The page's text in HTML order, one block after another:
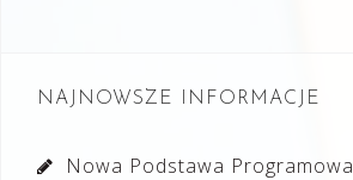
NAJNOWSZE INFORMACJE
Nowa Podstawa Programowa